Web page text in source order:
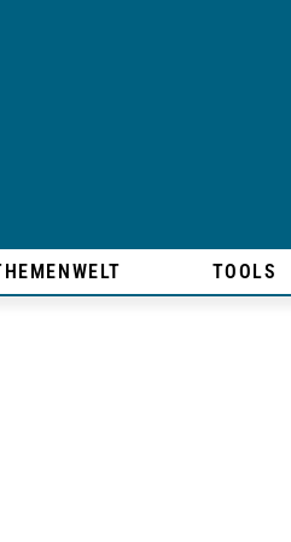
TOOLS